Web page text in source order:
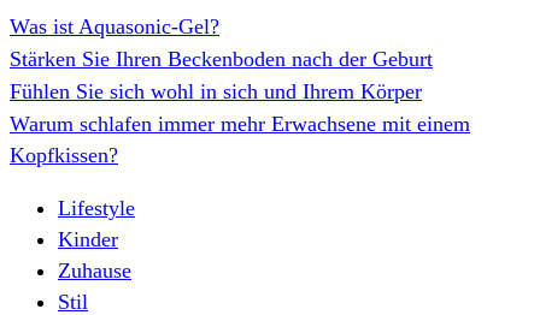
Was ist Aquasonic-Gel?
Stärken Sie Ihren Beckenboden nach der Geburt
Fühlen Sie sich wohl in sich und Ihrem Körper
Warum schlafen immer mehr Erwachsene mit einem
Kopfkissen?
Lifestyle
Kinder
Zuhause
Stil